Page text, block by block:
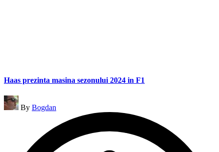
Haas prezinta masina sezonului 2024 in F1
Posted
by
By Bogdan